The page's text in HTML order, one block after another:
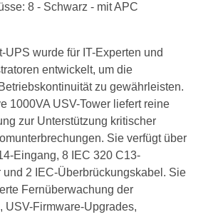
8 - Schwarz - mit APC
UPS wurde für IT-Experten und
entwickelt, um die
zu gewährleisten.
1000VA USV-Tower liefert reine
zur Unterstützung kritischer
Sie verfügt über
Eingang, 8 IEC 320 C13-
2 IEC-Überbrückungskabel. Sie
Fernüberwachung der
USV-Firmware-Upgrades,